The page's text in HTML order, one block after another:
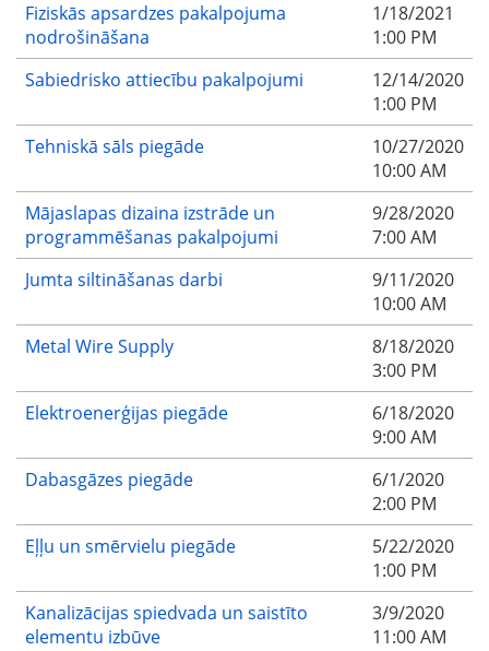
Fiziskās apsardzes pakalpojuma
nodrošināšana
1/18/2021
1:00 PM
Sabiedrisko attiecību pakalpojumi
12/14/2020
1:00 PM
Tehniskā sāls piegāde
10/27/2020
10:00 AM
Mājaslapas dizaina izstrāde un
programmēšanas pakalpojumi
9/28/2020
7:00 AM
Jumta siltināšanas darbi
9/11/2020
10:00 AM
Metal Wire Supply
8/18/2020
3:00 PM
Elektroenerģijas piegāde
6/18/2020
9:00 AM
Dabasgāzes piegāde
6/1/2020
2:00 PM
Eļļu un smērvielu piegāde
5/22/2020
1:00 PM
Kanalizācijas spiedvada un saistīto
elementu izbūve
3/9/2020
11:00 AM